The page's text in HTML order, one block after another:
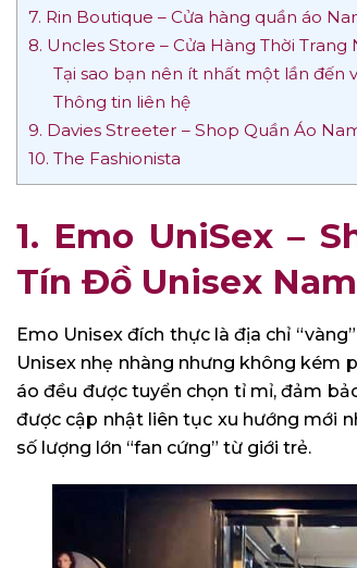
7. Rin Boutique – Cửa hàng quần áo
8. Uncles Store – Cửa Hàng Thời
Tại sao bạn nên ít nhất một lần đến
Thông tin liên hệ
9. Davies Streeter – Shop Quần Áo
10. The Fashionista
1. Emo UniSex –
Tín Đồ Unisex
Emo Unisex đích thực là địa chỉ
Unisex nhẹ nhàng nhưng không kém
áo đều được tuyển chọn tỉ mỉ, đảm
được cập nhật liên tục xu hướng mới
số lượng lớn “fan cứng” từ giới trẻ.